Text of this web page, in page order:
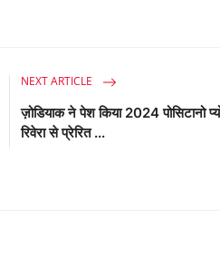
NEXT ARTICLE
ज़ोडियाक ने पेश किया 2024 पोसिटानो
रिवेरा से प्रेरित ...